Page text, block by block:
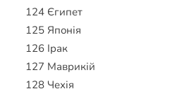
124 Єгипет
125 Японія
126 Ірак
127 Маврикій
128 Чехія